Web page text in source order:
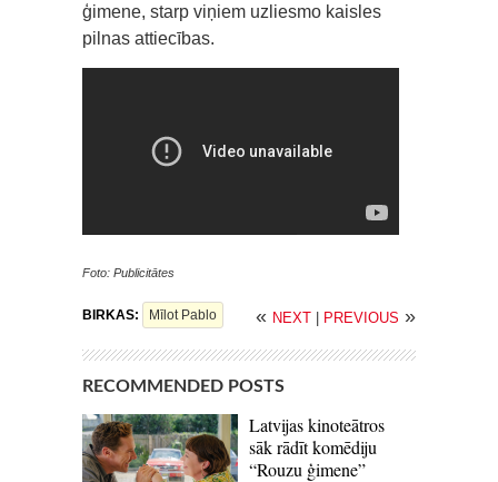
ģimene, starp viņiem uzliesmo kaisles
pilnas attiecības.
Foto: Publicitātes
BIRKAS: Mīlot Pablo « NEXT PREVIOUS »
RECOMMENDED POSTS
Latvijas kinoteātros
sāk rādīt komēdiju
“Rouzu ģimene”